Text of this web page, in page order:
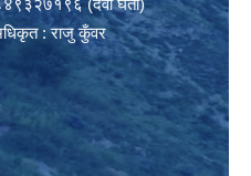
(देवी घर्ती)
: राजु कुँवर